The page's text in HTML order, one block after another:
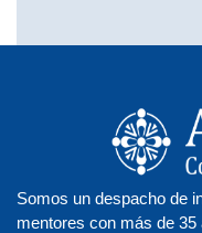
Somos un despacho de
mentores con más de